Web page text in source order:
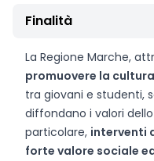
Finalità
La Regione Marche,
promuovere la
tra giovani e studenti,
diffondano i valori
particolare, interventi
forte valore sociale